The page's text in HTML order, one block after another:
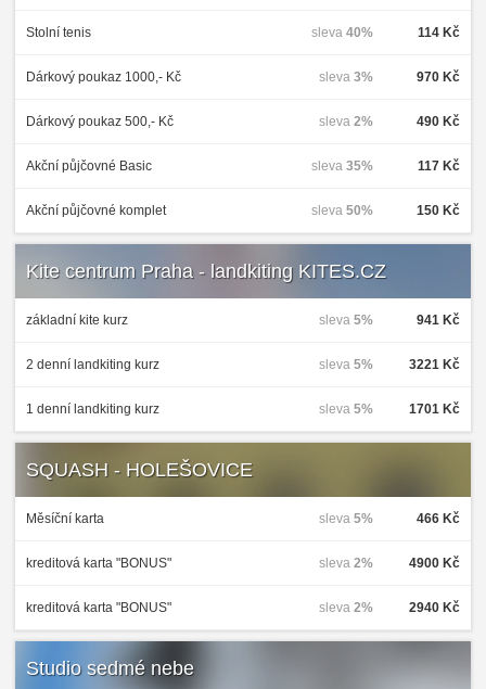
Stolní tenis 114 Kč
sleva 40%
Dárkový poukaz 1000,- Kč 970 Kč
sleva 3%
Dárkový poukaz 500,- Kč 490 Kč
sleva 2%
Akční půjčovné Basic 117 Kč
sleva 35%
Akční půjčovné komplet 150 Kč
sleva 50%
Kite centrum Praha - landkiting KITES.CZ
základní kite kurz 941 Kč
sleva 5%
2 denní landkiting kurz 3221 Kč
sleva 5%
1 denní landkiting kurz 1701 Kč
sleva 5%
SQUASH - HOLEŠOVICE
Měsíční karta 466 Kč
sleva 5%
kreditová karta "BONUS" 4900 Kč
sleva 2%
kreditová karta "BONUS" 2940 Kč
sleva 2%
Studio sedmé nebe